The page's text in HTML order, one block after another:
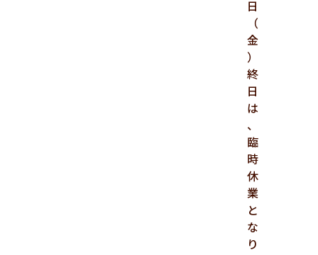
日
（
金
）
終
日
は
、
臨
時
休
業
と
な
り